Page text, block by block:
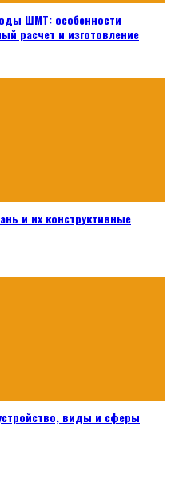
ШМТ: особенности
расчет и изготовление
и их конструктивные
виды и сферы